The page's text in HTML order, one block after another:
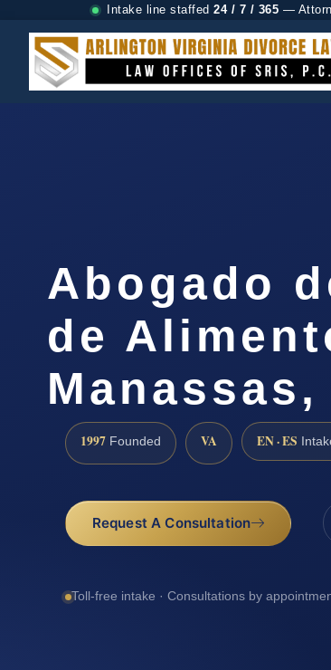
Intake line staffed 24 / 7 / 365 —
Abogado
de
Manassas,
1997 Founded VA EN · ES
Request A Consultation
Toll-free intake · Consultations by